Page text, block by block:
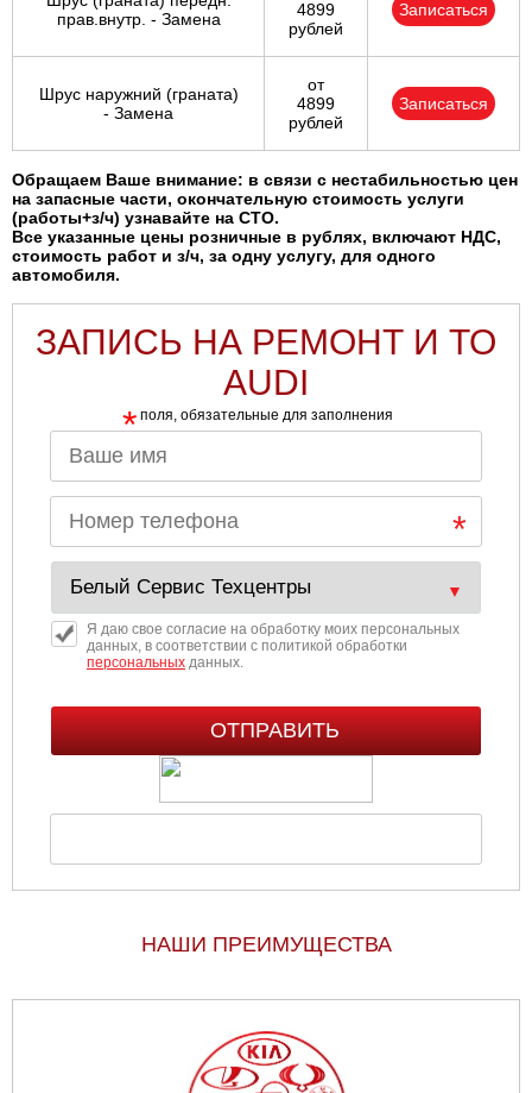
прав.внутр. - Замена
4899
рублей
Записаться
Шрус наружний (граната)
- Замена
от
4899
рублей
Записаться
Обращаем Ваше внимание: в связи с нестабильностью цен
на запасные части, окончательную стоимость услуги
(работы+з/ч) узнавайте на СТО.
Все указанные цены розничные в рублях, включают НДС,
стоимость работ и з/ч, за одну услугу, для одного
автомобиля.
ЗАПИСЬ НА РЕМОНТ И ТО
AUDI
* поля, обязательные для заполнения
Я даю свое согласие на обработку моих персональных
данных, в соответствии с политикой обработки
персональныхданных.
НАШИ ПРЕИМУЩЕСТВА